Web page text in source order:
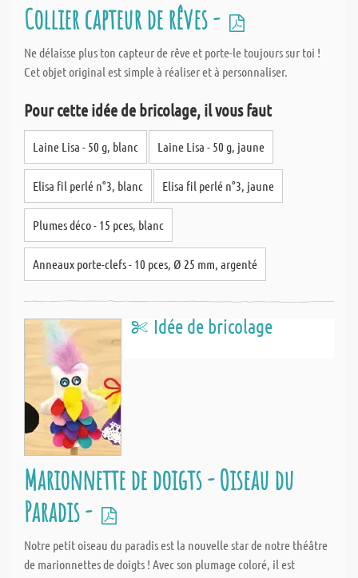
Collier capteur de rêves -
Ne délaisse plus ton capteur de rêve et porte-le toujours sur toi !
Cet objet original est simple à réaliser et à personnaliser.
Pour cette idée de bricolage, il vous faut
Laine Lisa - 50 g, blanc Laine Lisa - 50 g, jaune
Elisa fil perlé n°3, blanc Elisa fil perlé n°3, jaune
Plumes déco - 15 pces, blanc
Anneaux porte-clefs - 10 pces, Ø 25 mm, argenté
Idée de bricolage
Marionnette de doigts - Oiseau du
Paradis -
Notre petit oiseau du paradis est la nouvelle star de notre théâtre
de marionnettes de doigts ! Avec son plumage coloré, il est